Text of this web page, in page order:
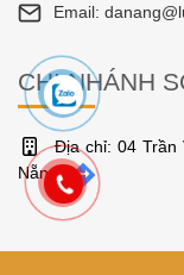
Email:
CHI NHÁNH
Địa chỉ: 04 Trần
Nẵng.